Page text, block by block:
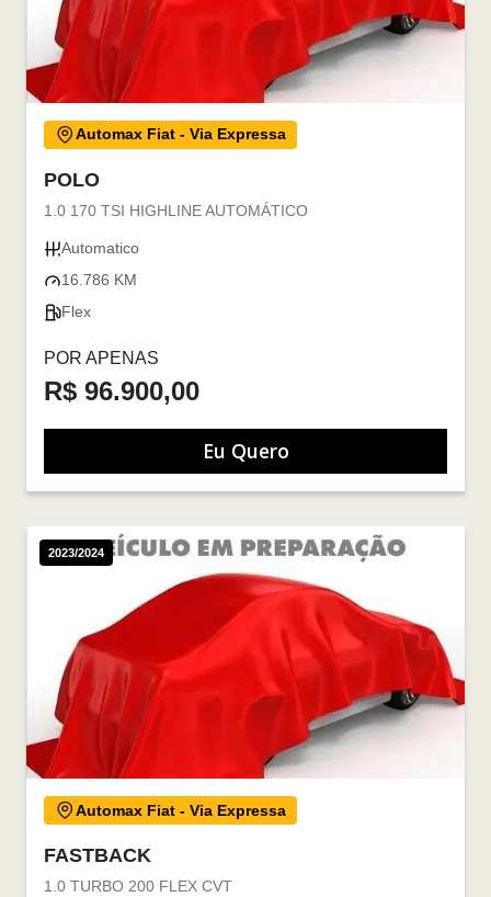
Automax Fiat - Via Expressa
POLO
1.0 170 TSI HIGHLINE AUTOMÁTICO
Automatico
16.786 KM
Flex
POR APENAS
R$ 96.900,00
Eu Quero
2023/2024
Automax Fiat - Via Expressa
FASTBACK
1.0 TURBO 200 FLEX CVT